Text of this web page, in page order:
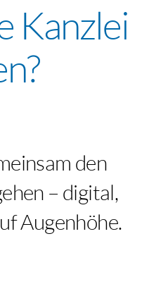
Kanzlei
den
– digital,
Augenhöhe.